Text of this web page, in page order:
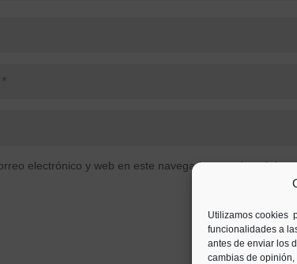
Utilizamos cookies
funcionalidades a
antes de enviar los
cambias de
electrónico y web en este navegador para la próxima